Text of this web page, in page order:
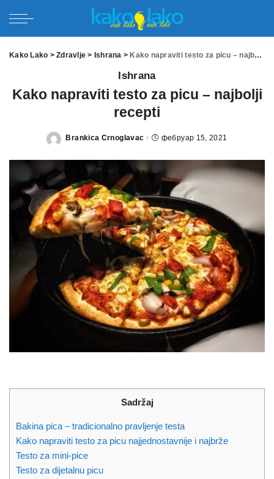
Kako Lako >Zdravlje > Ishrana > Kako napraviti testo za picu – najbolji recepti
Ishrana
Kako napraviti testo za picu – najbolji
recepti
Posted
Brankica Crnoglavac фебруар 15, 2021
Sadržaj
Bakina pica – tradicionalno pravljenje testa
Kako napraviti testo za picu najjednostavnije i najbrže
Testo za mini-pice
Testo za dijetalnu picu